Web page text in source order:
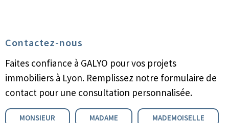
Contactez-nous
Faites confiance à GALYO pour vos projets
immobiliers à Lyon. Remplissez notre formulaire de
contact pour une consultation personnalisée.
Civilité :MONSIEUR MADAME MADEMOISELLE